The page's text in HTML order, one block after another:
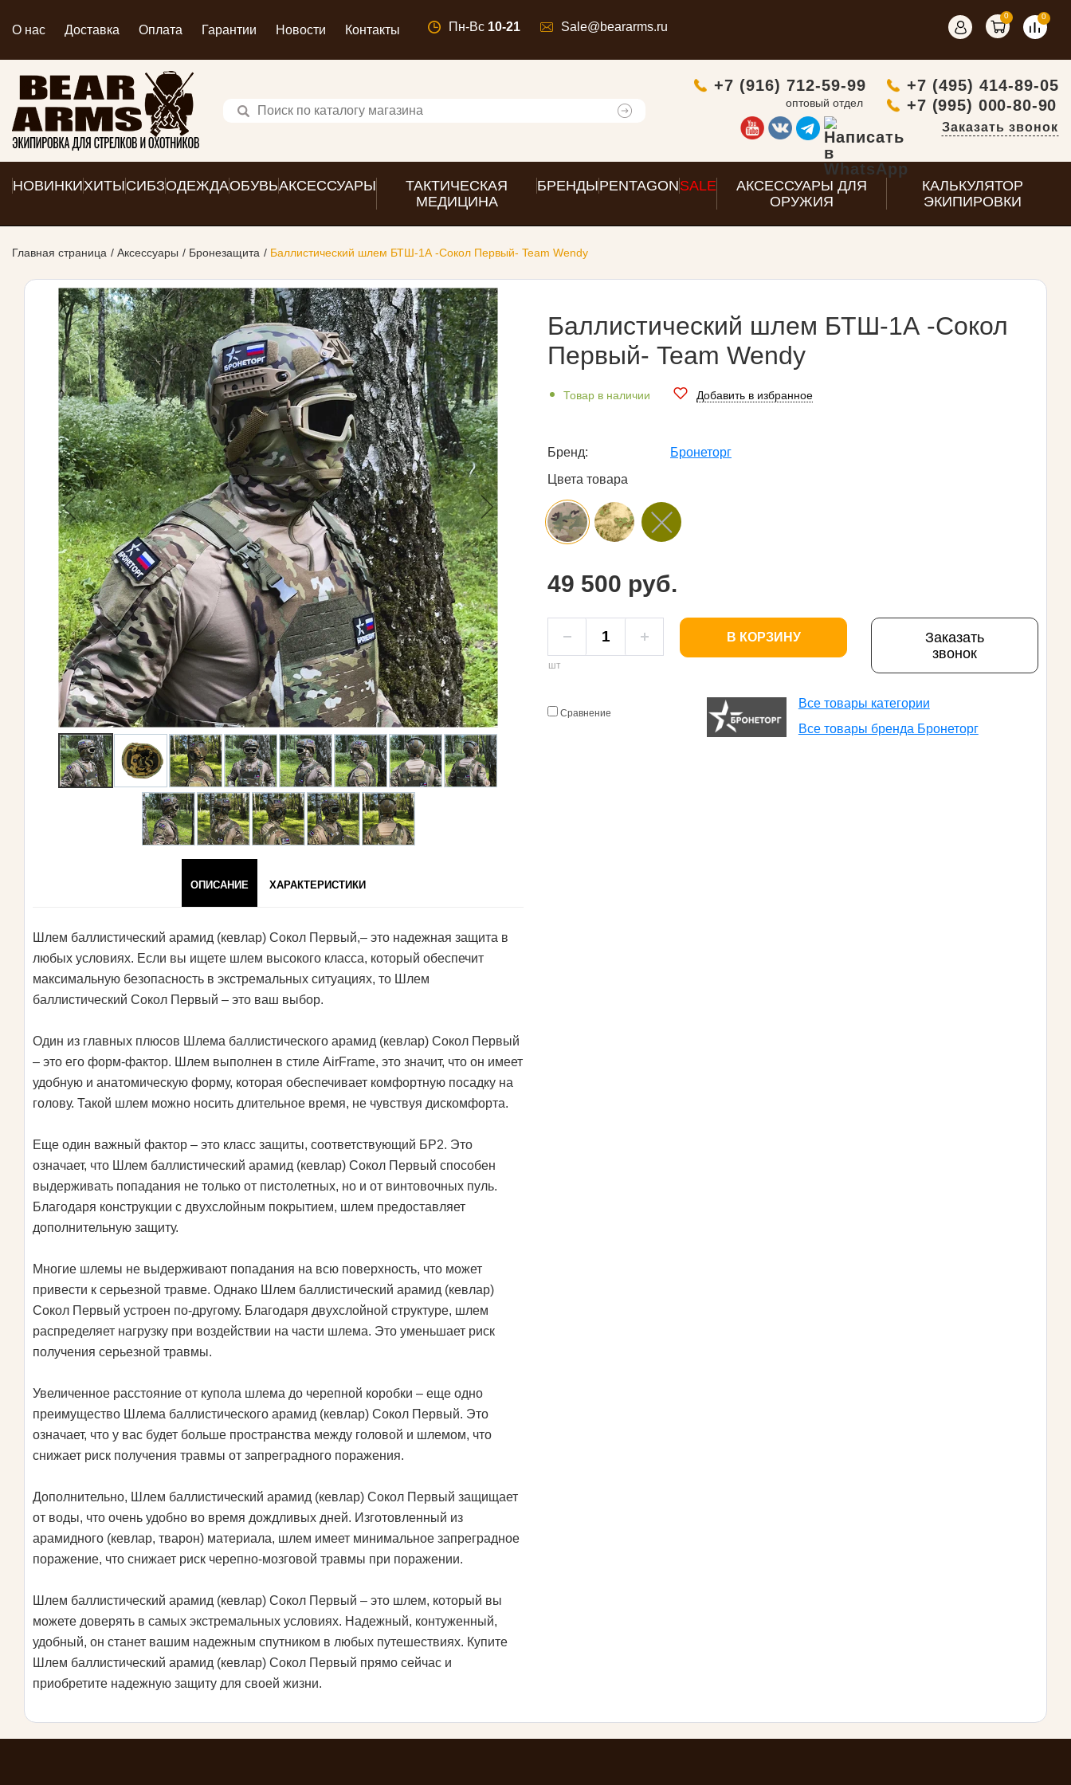
О нас Доставка Оплата Гарантии Новости Контакты Пн-Вс 10-21 Sale@beararms.ru
0 0
+7 (916) 712-59-99
оптовый отдел
+7 (495) 414-89-05
+7 (995) 000-80-90
Заказать звонок
НОВИНКИХИТЫСИБЗОДЕЖДАОБУВЬАКСЕССУАРЫ
ТАКТИЧЕСКАЯ
МЕДИЦИНА
БРЕНДЫPENTAGONSALE
АКСЕССУАРЫ ДЛЯ
ОРУЖИЯ
КАЛЬКУЛЯТОР
ЭКИПИРОВКИ
Главная страница Аксессуары Бронезащита Баллистический шлем БТШ-1А -Сокол Первый- Team Wendy
Баллистический шлем БТШ-1А -Сокол
Первый- Team Wendy
Товар в наличии Добавить в избранное
Бренд:
Бронеторг
Цвета товара
49 500 руб.
шт
В КОРЗИНУ
Заказать
звонок
Сравнение
Все товары категории
Все товары бренда Бронеторг
ОПИСАНИЕ ХАРАКТЕРИСТИКИ
Шлем баллистический арамид (кевлар) Сокол Первый,– это надежная защита в
любых условиях. Если вы ищете шлем высокого класса, который обеспечит
максимальную безопасность в экстремальных ситуациях, то Шлем
баллистический Сокол Первый – это ваш выбор.
Один из главных плюсов Шлема баллистического арамид (кевлар) Сокол Первый
– это его форм-фактор. Шлем выполнен в стиле AirFrame, это значит, что он имеет
удобную и анатомическую форму, которая обеспечивает комфортную посадку на
голову. Такой шлем можно носить длительное время, не чувствуя дискомфорта.
Еще один важный фактор – это класс защиты, соответствующий БР2. Это
означает, что Шлем баллистический арамид (кевлар) Сокол Первый способен
выдерживать попадания не только от пистолетных, но и от винтовочных пуль.
Благодаря конструкции с двухслойным покрытием, шлем предоставляет
дополнительную защиту.
Многие шлемы не выдерживают попадания на всю поверхность, что может
привести к серьезной травме. Однако Шлем баллистический арамид (кевлар)
Сокол Первый устроен по-другому. Благодаря двухслойной структуре, шлем
распределяет нагрузку при воздействии на части шлема. Это уменьшает риск
получения серьезной травмы.
Увеличенное расстояние от купола шлема до черепной коробки – еще одно
преимущество Шлема баллистического арамид (кевлар) Сокол Первый. Это
означает, что у вас будет больше пространства между головой и шлемом, что
снижает риск получения травмы от запреградного поражения.
Дополнительно, Шлем баллистический арамид (кевлар) Сокол Первый защищает
от воды, что очень удобно во время дождливых дней. Изготовленный из
арамидного (кевлар, тварон) материала, шлем имеет минимальное запреградное
поражение, что снижает риск черепно-мозговой травмы при поражении.
Шлем баллистический арамид (кевлар) Сокол Первый – это шлем, который вы
можете доверять в самых экстремальных условиях. Надежный, контуженный,
удобный, он станет вашим надежным спутником в любых путешествиях. Купите
Шлем баллистический арамид (кевлар) Сокол Первый прямо сейчас и
приобретите надежную защиту для своей жизни.